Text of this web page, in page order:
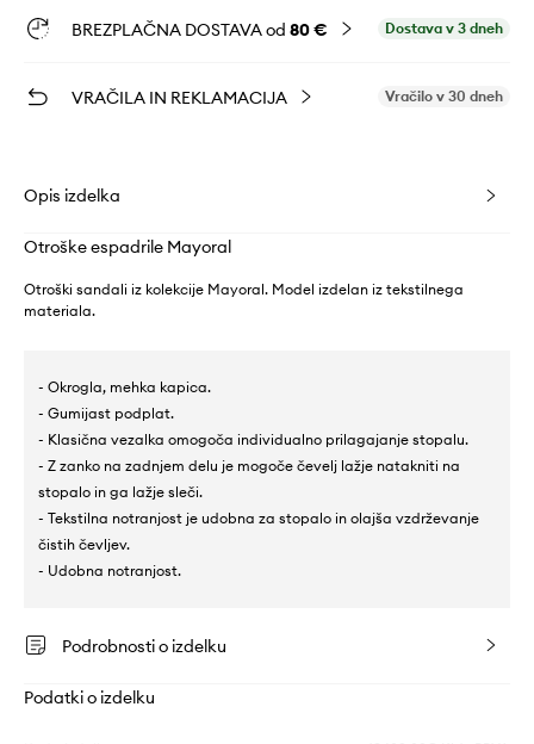
BREZPLAČNA DOSTAVA od 80 € Dostava v 3 dneh
VRAČILA IN REKLAMACIJA Vračilo v 30 dneh
Opis izdelka
Otroške espadrile Mayoral
Otroški sandali iz kolekcije Mayoral. Model izdelan iz tekstilnega
materiala.
- Okrogla, mehka kapica.
- Gumijast podplat.
- Klasična vezalka omogoča individualno prilagajanje stopalu.
- Z zanko na zadnjem delu je mogoče čevelj lažje natakniti na
stopalo in ga lažje sleči.
- Tekstilna notranjost je udobna za stopalo in olajša vzdrževanje
čistih čevljev.
- Udobna notranjost.
Podrobnosti o izdelku
Podatki o izdelku